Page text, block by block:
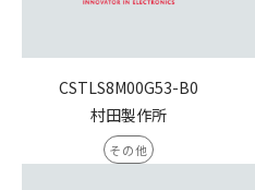
CSTLS8M00G53-B0
村田製作所
その他